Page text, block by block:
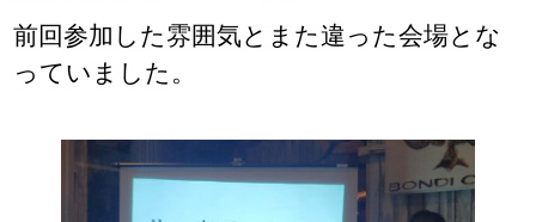
前回参加した雰囲気とまた違った会場とな
っていました。